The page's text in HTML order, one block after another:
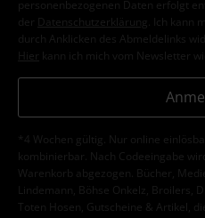
personenbezogenen Daten erfolgt
der
Datenschutzerklärung
. Ich kann
durch Anklicken des Abmeldelinks
Hier kann ich mich vom Newsletter
*4 Wochen gültig. Nur online
kombinierbar. Nach Codeeingabe
Warenkorb abgezogen. Bücher,
Lindemann, Böhse Onkelz, Broilers,
Toten Hosen, Gutscheine & Artikel,